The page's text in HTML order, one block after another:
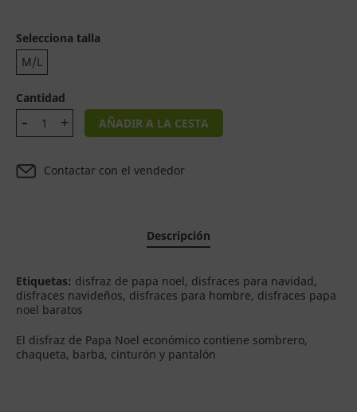
Selecciona talla
M/L
Cantidad
AÑADIR A LA CESTA
Contactar con el vendedor
Descripción
Etiquetas: disfraz de papa noel, disfraces para navidad,
disfraces navideños, disfraces para hombre, disfraces papa
noel baratos
El disfraz de Papa Noel económico contiene sombrero,
chaqueta, barba, cinturón y pantalón